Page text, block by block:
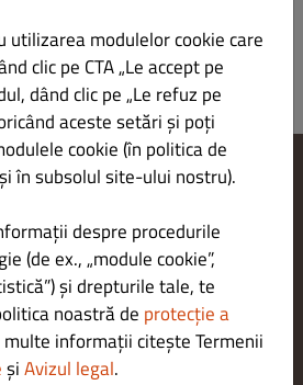
LIVRARE
utilizarea modulelor cookie care
clic pe CTA „Le accept pe
dând clic pe „Le refuz pe
aceste setări și poți
cookie (în politica de
în subsolul site-ului nostru).
despre procedurile
(de ex., „module cookie”,
și drepturile tale, te
noastră de protecție a
informații citește Termenii
șiAvizul legal.